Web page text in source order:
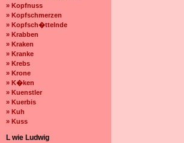
» Kopfnuss
» Kopfschmerzen
» Kopfsch�ttelnde
» Krabben
» Kraken
» Kranke
» Krebs
» Krone
» K�ken
» Kuenstler
» Kuerbis
» Kuh
» Kuss
L wie Ludwig